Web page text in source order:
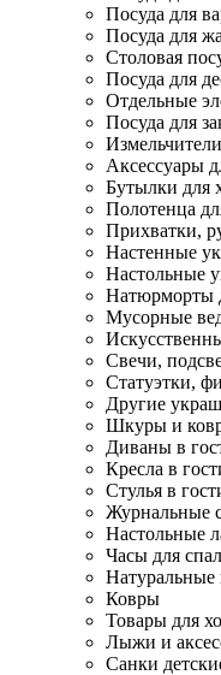
Посуда для
Посуда для
Столовая
Посуда для
Отдельные
Посуда для
Аксессуары
Бутылки для
Полотенца
Прихватки,
Настенные
Настольные
Натюрморты
Мусорные
Свечи,
Статуэтки,
Другие
Шкуры и
Диваны в
Кресла в
Стулья в
Журнальные
Настольные
Часы для
Ковры
Товары для
Лыжи и
Санки